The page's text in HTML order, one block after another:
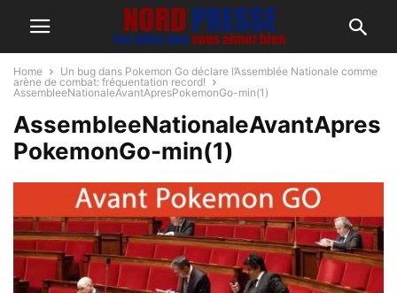
Home
Un bug dans Pokemon Go déclare l’Assemblée Nationale comme
arène de combat: fréquentation record!
AssembleeNationaleAvantApresPokemonGo-min(1)
AssembleeNationaleAvantApres
PokemonGo-min(1)